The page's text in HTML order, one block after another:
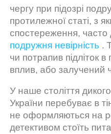
чергу при підозрі
протилежної статі, з
спостереження, часто
подружня невірність .
чи потрапив підліток
вплив, або залучений
У наше століття
України перебуває в
не оформляються на
детективом стоїть